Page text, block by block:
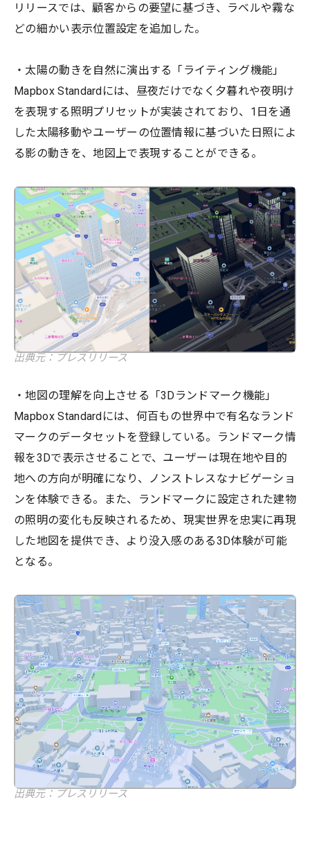
リリースでは、顧客からの要望に基づき、ラベルや霧な
どの細かい表示位置設定を追加した。
・太陽の動きを自然に演出する「ライティング機能」
Mapbox Standardには、昼夜だけでなく夕暮れや夜明け
を表現する照明プリセットが実装されており、1日を通
した太陽移動やユーザーの位置情報に基づいた日照によ
る影の動きを、地図上で表現することができる。
出典元：プレスリリース
・地図の理解を向上させる「3Dランドマーク機能」
Mapbox Standardには、何百もの世界中で有名なランド
マークのデータセットを登録している。ランドマーク情
報を3Dで表示させることで、ユーザーは現在地や目的
地への方向が明確になり、ノンストレスなナビゲーショ
ンを体験できる。また、ランドマークに設定された建物
の照明の変化も反映されるため、現実世界を忠実に再現
した地図を提供でき、より没入感のある3D体験が可能
となる。
出典元：プレスリリース